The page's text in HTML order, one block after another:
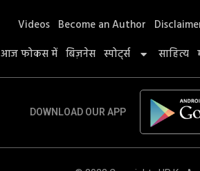
Videos Become an Author
आज फोकस में बिज़नेस स्पोर्ट्स साहित्य
DOWNLOAD OUR APP